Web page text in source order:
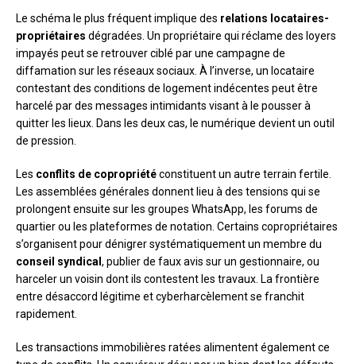
Le schéma le plus fréquent implique des relations locataires-
propriétaires dégradées. Un propriétaire qui réclame des loyers
impayés peut se retrouver ciblé par une campagne de
diffamation sur les réseaux sociaux. À l’inverse, un locataire
contestant des conditions de logement indécentes peut être
harcelé par des messages intimidants visant à le pousser à
quitter les lieux. Dans les deux cas, le numérique devient un outil
de pression.
Les conflits de copropriétéconstituent un autre terrain fertile.
Les assemblées générales donnent lieu à des tensions qui se
prolongent ensuite sur les groupes WhatsApp, les forums de
quartier ou les plateformes de notation. Certains copropriétaires
s’organisent pour dénigrer systématiquement un membre du
conseil syndical , publier de faux avis sur un gestionnaire, ou
harceler un voisin dont ils contestent les travaux. La frontière
entre désaccord légitime et cyberharcèlement se franchit
rapidement.
Les transactions immobilières ratées alimentent également ce